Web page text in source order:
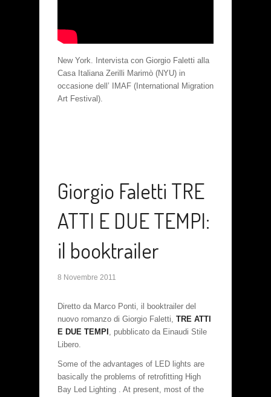
New York. Intervista con Giorgio Faletti alla
Casa Italiana Zerilli Marimò (NYU) in
occasione dell’ IMAF (International Migration
Art Festival).
Giorgio Faletti TRE
ATTI E DUE TEMPI:
il booktrailer
8 Novembre 2011
Diretto da Marco Ponti, il booktrailer del
nuovo romanzo di Giorgio Faletti, TRE ATTI
E DUE TEMPI , pubblicato da Einaudi Stile
Libero.
Some of the advantages of LED lights are
basically the problems of retrofitting High
Bay Led Lighting . At present, most of the